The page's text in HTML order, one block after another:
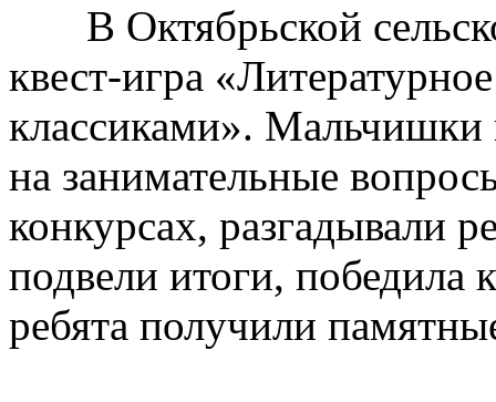
В Октябрьской
квест-игра
классиками». Мальчишки
на занимательные
конкурсах, разгадывали
подвели итоги, победила
ребята получили